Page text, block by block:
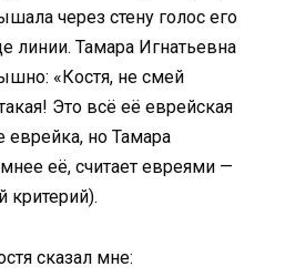
через стену голос его
линии. Тамара Игнатьевна
«Костя, не смей
Это всё её еврейская
еврейка, но Тамара
её, считает евреями —
критерий).
сказал мне: